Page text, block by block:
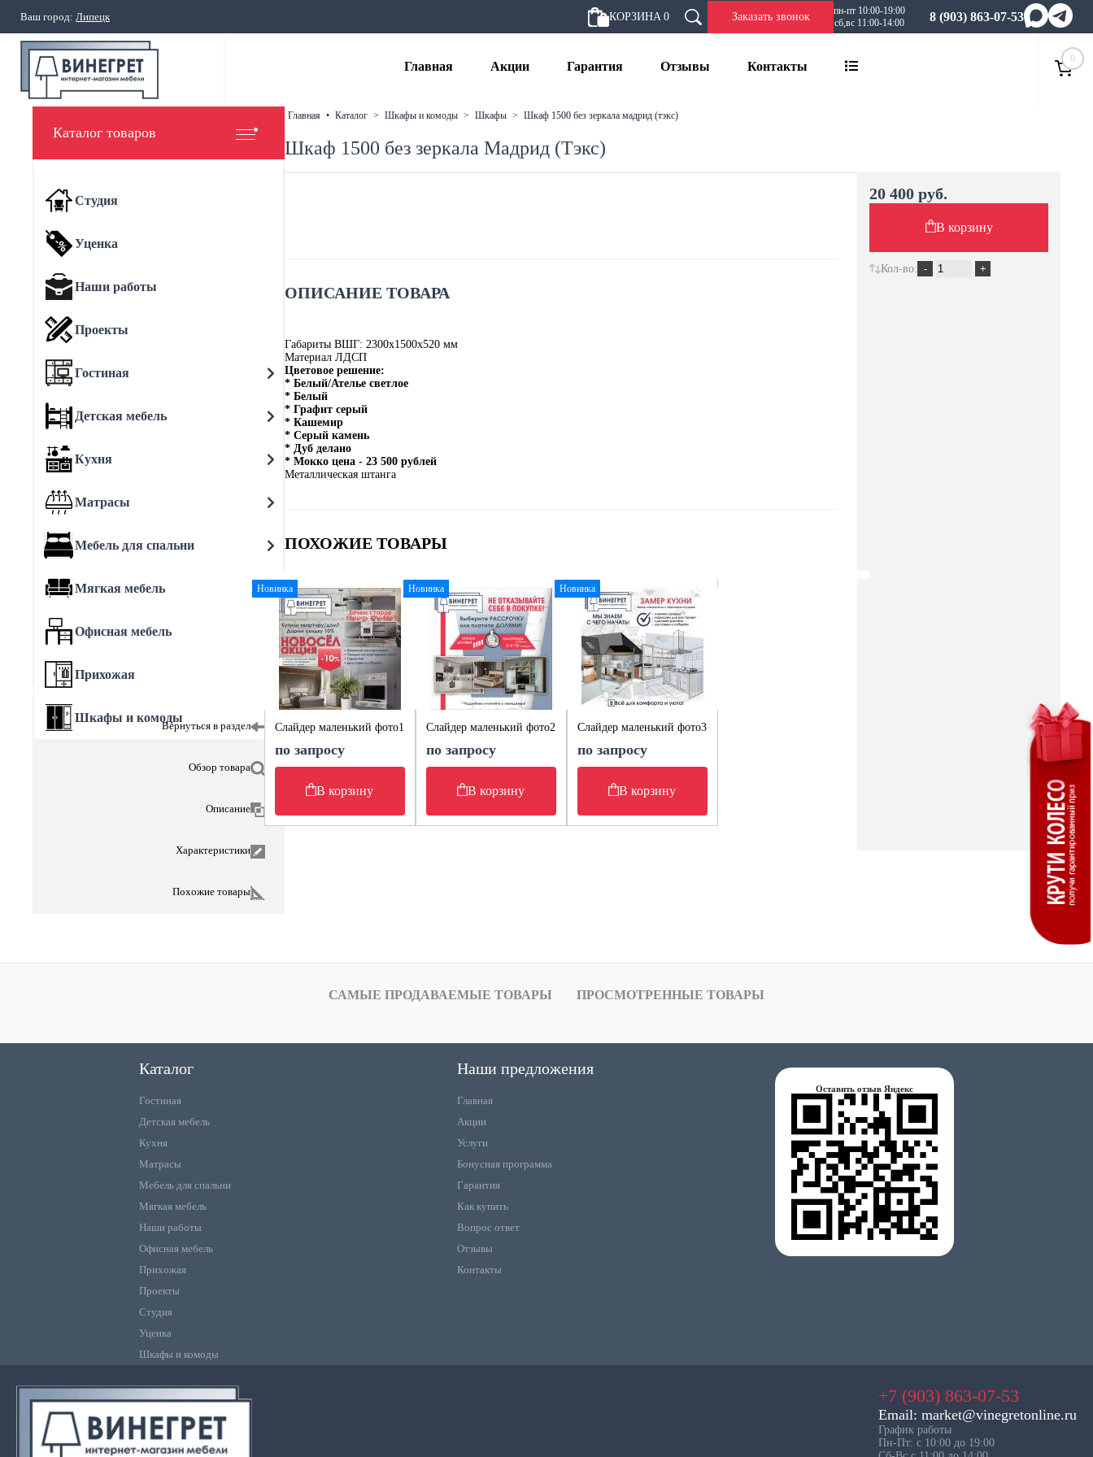
Ваш город: Липецк КОРЗИНА 0 Заказать звонок
пн-пт 10:00-19:00
сб,вс 11:00-14:00
8 (903) 863-07-53
Главная Акции Гарантия Отзывы Контакты
0
Каталог товаров
Студия
Уценка
Наши работы
Проекты
Гостиная
Детская мебель
Кухня
Матрасы
Мебель для спальни
Мягкая мебель
Офисная мебель
Прихожая
Шкафы и комоды
Вернуться в раздел
Обзор товара
Описание
Характеристики
Похожие товары
главная • каталог > шкафы и комоды > шкафы > шкаф 1500 без зеркала мадрид (тэкс)
Шкаф 1500 без зеркала Мадрид (Тэкс)
ОПИСАНИЕ ТОВАРА
Габариты ВШГ: 2300х1500х520 мм
Материал ЛДСП
Цветовое решение:
* Белый/Ателье светлое
* Белый
* Графит серый
* Кашемир
* Серый камень
* Дуб делано
* Мокко цена - 23 500 рублей
Металлическая штанга
ПОХОЖИЕ ТОВАРЫ
Новинка
Слайдер маленький фото1
по запросу
В корзину
Новинка
Слайдер маленький фото2
по запросу
В корзину
Новинка
Слайдер маленький фото3
по запросу
В корзину
20 400 руб.
В корзину
Кол-во:
САМЫЕ ПРОДАВАЕМЫЕ ТОВАРЫ ПРОСМОТРЕННЫЕ ТОВАРЫ
Каталог
Гостиная
Детская мебель
Кухня
Матрасы
Мебель для спальни
Мягкая мебель
Наши работы
Офисная мебель
Прихожая
Проекты
Студия
Уценка
Шкафы и комоды
Наши предложения
Главная
Акции
Услуги
Бонусная программа
Гарантия
Как купить
Вопрос ответ
Отзывы
Контакты
Оставить отзыв Яндекс
+7 (903) 863-07-53
Email: market@vinegretonline.ru
График работы
Пн-Пт: с 10:00 до 19:00